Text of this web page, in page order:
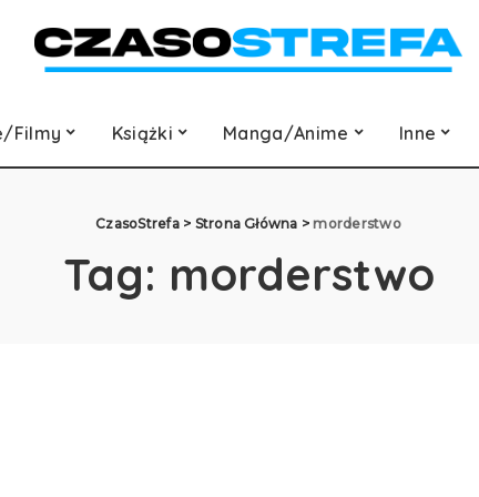
Filmy Książki Manga/Anime Inne
CzasoStrefa> Strona Główna >morderstwo
Tag: morderstwo